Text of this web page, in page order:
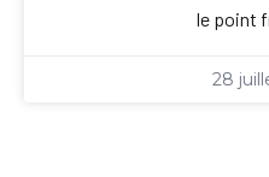
le point
28